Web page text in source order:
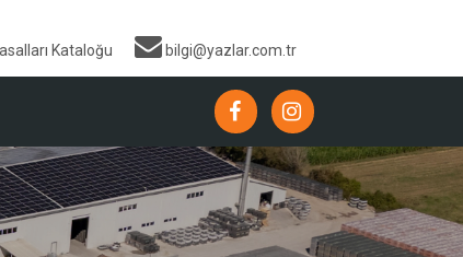
Kataloğu bilgi@yazlar.com.tr